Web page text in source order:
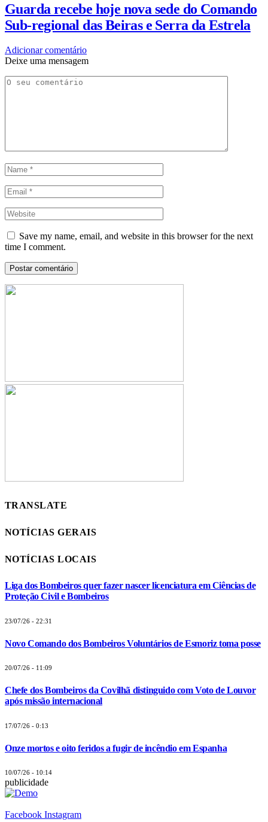
Guarda recebe hoje nova sede do Comando
Sub-regional das Beiras e Serra da Estrela
Adicionar comentário
Deixe uma mensagem
Save my name, email, and website in this browser for the next
time I comment.
TRANSLATE
NOTÍCIAS GERAIS
NOTÍCIAS LOCAIS
Liga dos Bombeiros quer fazer nascer licenciatura em Ciências de
Proteção Civil e Bombeiros
23/07/26 - 22:31
Novo Comando dos Bombeiros Voluntários de Esmoriz toma posse
20/07/26 - 11:09
Chefe dos Bombeiros da Covilhã distinguido com Voto de Louvor
após missão internacional
17/07/26 - 0:13
Onze mortos e oito feridos a fugir de incêndio em Espanha
10/07/26 - 10:14
publicidade
Facebook Instagram